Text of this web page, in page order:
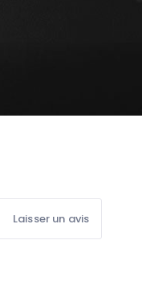
Laisser un avis